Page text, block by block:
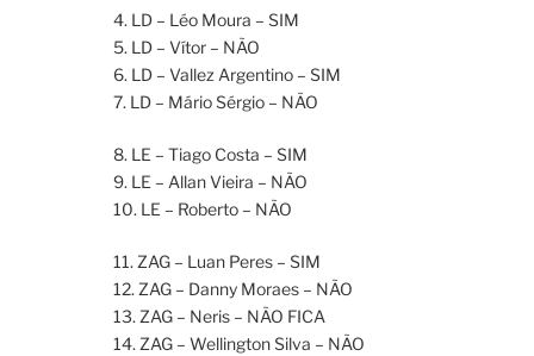
4. LD – Léo Moura – SIM
5. LD – Vítor – NÃO
6. LD – Vallez Argentino – SIM
7. LD – Mário Sérgio – NÃO
8. LE – Tiago Costa – SIM
9. LE – Allan Vieira – NÃO
10. LE – Roberto – NÃO
11. ZAG – Luan Peres – SIM
12. ZAG – Danny Moraes – NÃO
13. ZAG – Neris – NÃO FICA
14. ZAG – Wellington Silva – NÃO